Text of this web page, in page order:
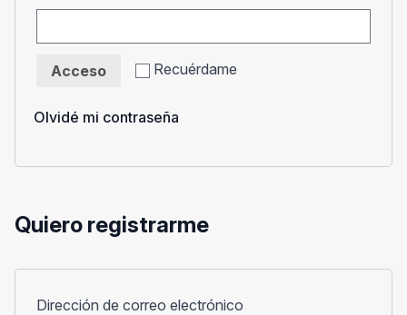
Recuérdame
Acceso
Olvidé mi contraseña
Quiero registrarme
Dirección de correo electrónico